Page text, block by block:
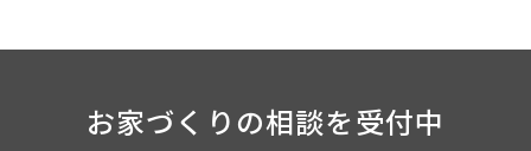
お家づくりの相談を受付中